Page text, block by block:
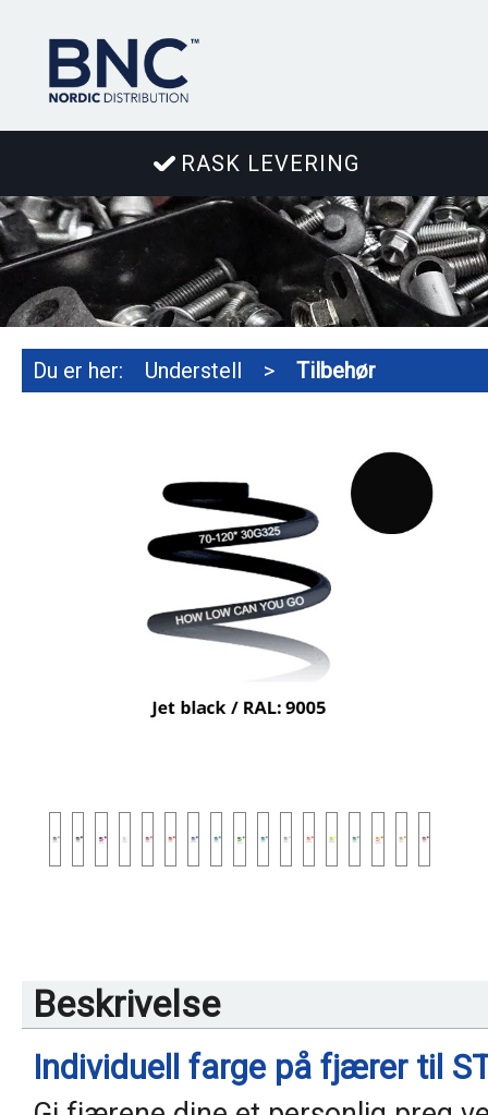
RASK LEVERING
Du er her: Understell > Tilbehør
Beskrivelse
Individuell farge på fjærer til